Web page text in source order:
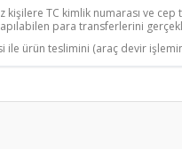
kişilere TC kimlik numarası ve
para transferlerini
ile ürün teslimini (araç devir